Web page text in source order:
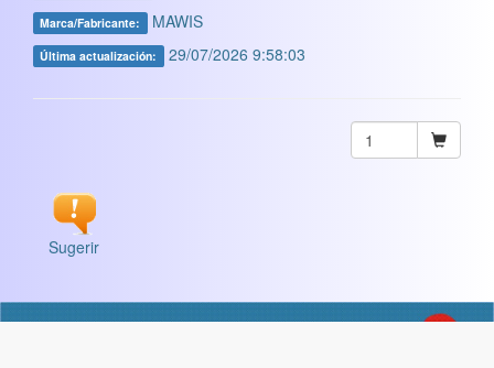
Marca/Fabricante: MAWIS
Última actualización: 29/07/2026 9:58:03
Sugerir